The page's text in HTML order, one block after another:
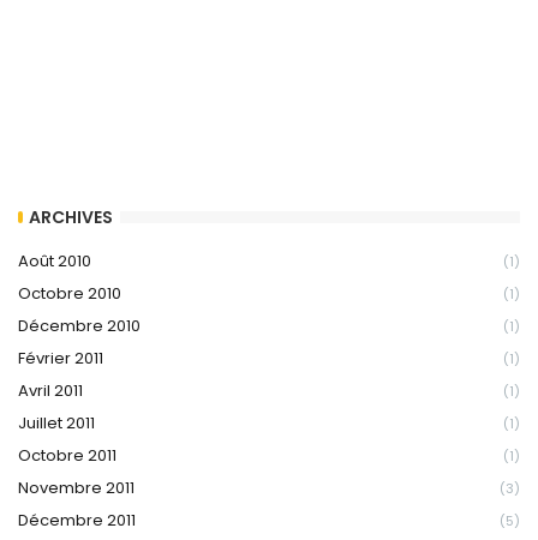
ARCHIVES
Août 2010 (1)
Octobre 2010 (1)
Décembre 2010 (1)
Février 2011 (1)
Avril 2011 (1)
Juillet 2011 (1)
Octobre 2011 (1)
Novembre 2011 (3)
Décembre 2011 (5)